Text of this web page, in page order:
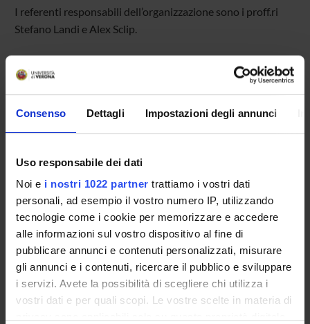
Consenso Dettagli Impostazioni degli annunci
Uso responsabile dei dati
Noi e i nostri 1022 partner trattiamo i vostri dati
personali, ad esempio il vostro numero IP, utilizzando
tecnologie come i cookie per memorizzare e accedere
alle informazioni sul vostro dispositivo al fine di
pubblicare annunci e contenuti personalizzati, misurare
gli annunci e i contenuti, ricercare il pubblico e sviluppare
i servizi. Avete la possibilità di scegliere chi utilizza i
vostri dati e per quali scopi. Le vostre scelte in materia di
I referenti responsabili dell’organizzazione sono i proff.ri
Stefano Landi e Alex Sclip.
Il seminario rientra nel ciclo “meet the visiting” tenuto da
ricercatori internazionali che vengono a lavorare per un
lavori e le idee di ricerca nell'ottica di una contaminazione
inter settoriale e internazionale.
TITLE FORMAT (LANGUAGE, SIZE, PUBLICATION DATE)
seminario jpeg (it, 352 KB, 16/01/25)
Programme Director